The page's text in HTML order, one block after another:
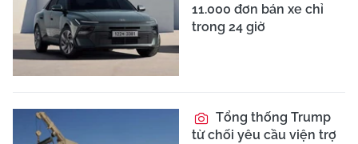
11.000 đơn bán xe chỉ
trong 24 giờ
Tổng thống Trump
từ chối yêu cầu viện trợ